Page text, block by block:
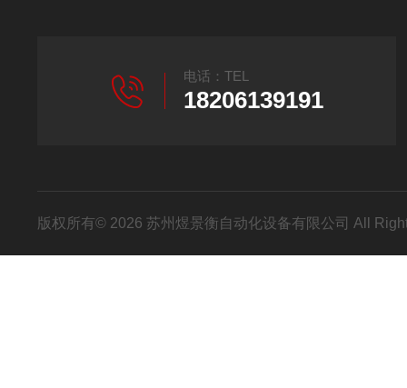
电话：TEL
18206139191
版权所有© 2026 苏州煜景衡自动化设备有限公司 All